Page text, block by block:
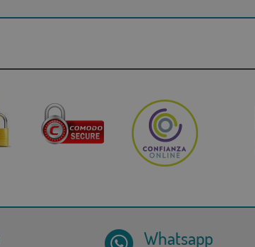
Whatsapp